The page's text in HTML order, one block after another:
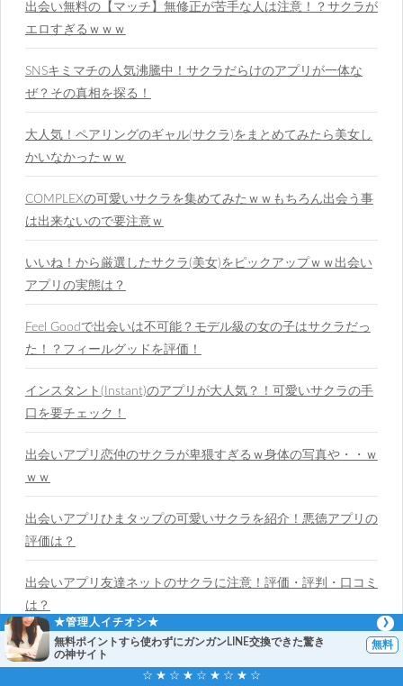
出会い無料の【マッチ】無修正が苦手な人は注意！？サクラが
エロすぎるｗｗｗ
SNSキミマチの人気沸騰中！サクラだらけのアプリが一体な
ぜ？その真相を探る！
大人気！ペアリングのギャル(サクラ)をまとめてみたら美女し
かいなかったｗｗ
COMPLEXの可愛いサクラを集めてみたｗｗもちろん出会う事
は出来ないので要注意ｗ
いいね！から厳選したサクラ(美女)をピックアップｗｗ出会い
アプリの実態は？
Feel Goodで出会いは不可能？モデル級の女の子はサクラだっ
た！？フィールグッドを評価！
インスタント(Instant)のアプリが大人気？！可愛いサクラの手
口を要チェック！
出会いアプリ恋仲のサクラが卑猥すぎるｗ身体の写真や・・ｗ
ｗｗ
出会いアプリひまタップの可愛いサクラを紹介！悪徳アプリの
評価は？
出会いアプリ友達ネットのサクラに注意！評価・評判・口コミ
は？
★管理人イチオシ★
無料ポイントすら使わずにガンガンLINE交換できた驚き
の神サイト
☆ ★ ☆ ★ ☆ ★ ☆ ★ ☆